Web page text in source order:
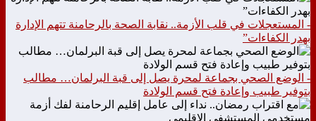
- المستعجلات في قلب الأزمة.. نقابة الصحة بالرحامنة تتهم الإدارة
بهدر الكفاءات”
- الوضع الصحي بجماعة لمحرة يصل إلى قبة البرلمان… مطالب
بتوفير طبيب وإعادة فتح قسم الولادة